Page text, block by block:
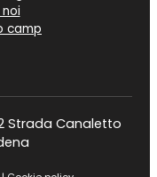
camp
Strada Canaletto